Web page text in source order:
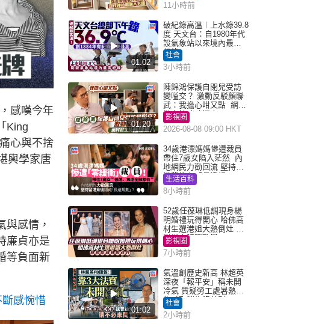
感嘆今年
King
心與不捨
輿學家唐
感情，
廉貞亦是
等負面新
感惋惜
11小時前
01:02
破紀錄高溫︱上水錄39.8
度 天文台：自1980年代
設氣象站以來境內最高
紀錄
社會
3小時前
01:20
陳錦鴻保護自閉兒受訪
變嗌交？ 激動反駁顏聯
武：我擔心咁又點 網民
批主持咄咄逼人
影視圈
2026-08-08 09:00 HKT
34歲港漂媽媽慘遭裁員
帶住7歲女陷入茫然 內
地網民力勸回流 堅持留
港背後有「長遠規
劃」？
生活百科
8小時前
52歲任葆琳低調現身楊
明婚禮玩得開心 哈佛高
材生選港姐大熱倒灶 息
影從商轉戰政界
影視圈
7小時前
01:02
氣溫創歷史新高 林超英
深夜「報平安」稱未開
冷氣 質疑勞工處暑熱警
告「取消也沒分別」
社會
2小時前